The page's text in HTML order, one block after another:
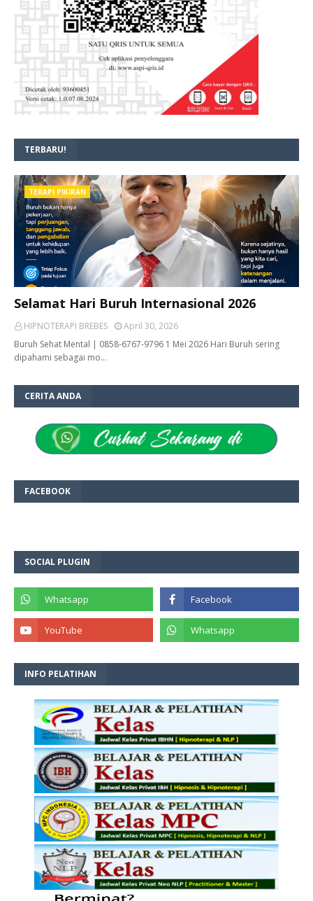
TERBARU!
TERAPI PIKIRAN
Selamat Hari Buruh Internasional 2026
HIPNOTERAPI BREBES
April 30, 2026
Buruh Sehat Mental | 0858-6767-9796 1 Mei 2026 Hari Buruh sering
dipahami sebagai mo…
CERITA ANDA
FACEBOOK
SOCIAL PLUGIN
INFO PELATIHAN